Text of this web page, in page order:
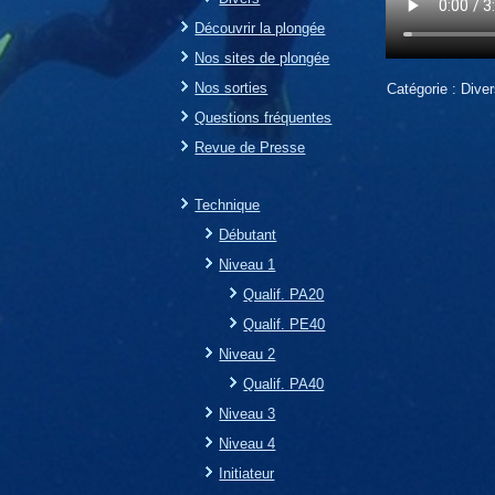
Découvrir la plongée
Nos sites de plongée
Nos sorties
Questions fréquentes
Revue de Presse
Technique
Débutant
Niveau 1
Qualif. PA20
Qualif. PE40
Niveau 2
Qualif. PA40
Niveau 3
Niveau 4
Initiateur
Catégorie :